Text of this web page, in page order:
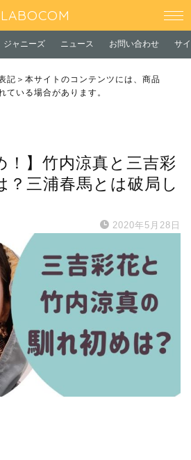
LABOCOM
ジャニーズ ニュース お問い合わせ サ
記＞本サイトのコンテンツには、商品
ている場合があります。
！】竹内涼真と三吉彩
？三浦春馬とは破局し
2020年5月28日